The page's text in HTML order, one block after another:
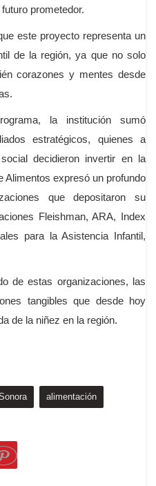
prometedor.
este proyecto representa un
de la región, ya que no solo
corazones y mentes desde
la institución sumó
estratégicos, quienes a
decidieron invertir en la
Alimentos expresó un profundo
que depositaron su
Fleishman, ARA, Index
para la Asistencia Infantil,
de estas organizaciones, las
tangibles que desde hoy
de la niñez en la región.
alimentación